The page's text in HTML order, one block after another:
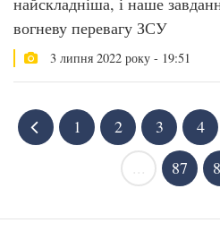
вогневу перевагу ЗСУ
3 липня 2022 року - 19:51
1 2 3 4
87